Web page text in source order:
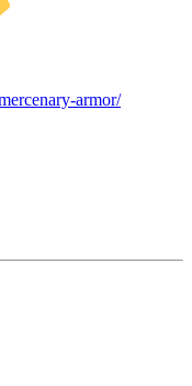
armor/